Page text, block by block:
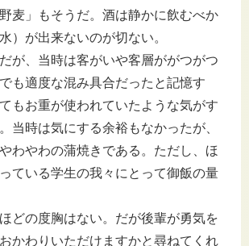
麦」もそうだ。酒は静かに飲むべか
）が出来ないのが切ない。
が、当時は客がいや客層ががつがつ
も適度な混み具合だったと記憶す
もお重が使われていたような気がす
当時は気にする余裕もなかったが、
わやわの蒲焼きである。ただし、ほ
ている学生の我々にとって御飯の量
どの度胸はない。だが後輩が勇気を
かわりいただけますかと尋ねてくれ